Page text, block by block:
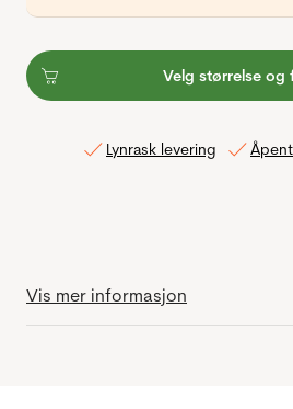
Velg størrelse og
Lynrask levering
Vis mer informasjon